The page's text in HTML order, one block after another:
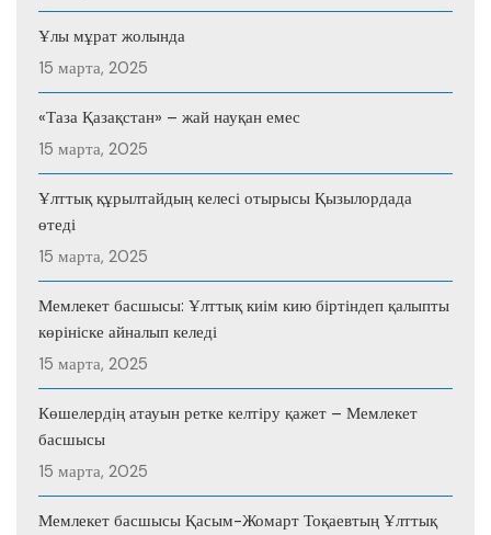
Ұлы мұрат жолында
15 марта, 2025
«Таза Қазақстан» – жай науқан емес
15 марта, 2025
Ұлттық құрылтайдың келесі отырысы Қызылордада
өтеді
15 марта, 2025
Мемлекет басшысы: Ұлттық киім кию біртіндеп қалыпты
көрініске айналып келеді
15 марта, 2025
Көшелердің атауын ретке келтіру қажет – Мемлекет
басшысы
15 марта, 2025
Мемлекет басшысы Қасым-Жомарт Тоқаевтың Ұлттық